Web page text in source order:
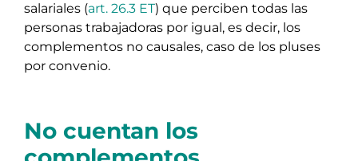
salariales (art. 26.3 ET) que perciben todas las
personas trabajadoras por igual, es decir, los
complementos no causales, caso de los pluses
por convenio.
No cuentan los